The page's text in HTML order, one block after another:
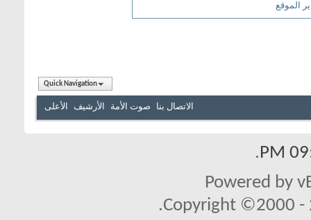
الموقع
Quick Navigation
الاتصال بنا صوت الأمة الأرشيف الأعلى
.
Powered by
Copyright ©2000 -